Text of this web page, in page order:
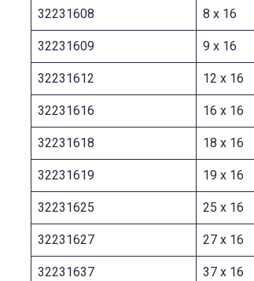
32231608 8 x 16
32231609 9 x 16
32231612 12 x 16
32231616 16 x 16
32231618 18 x 16
32231619 19 x 16
32231625 25 x 16
32231627 27 x 16
32231637 37 x 16